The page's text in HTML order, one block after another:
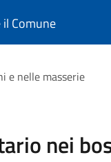
il Comune
e nelle masserie
nei